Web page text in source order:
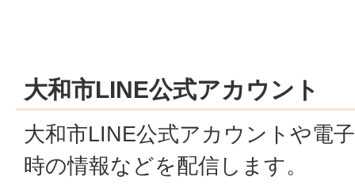
大和市LINE公式アカウント
大和市LINE公式アカウントや電
時の情報などを配信します。